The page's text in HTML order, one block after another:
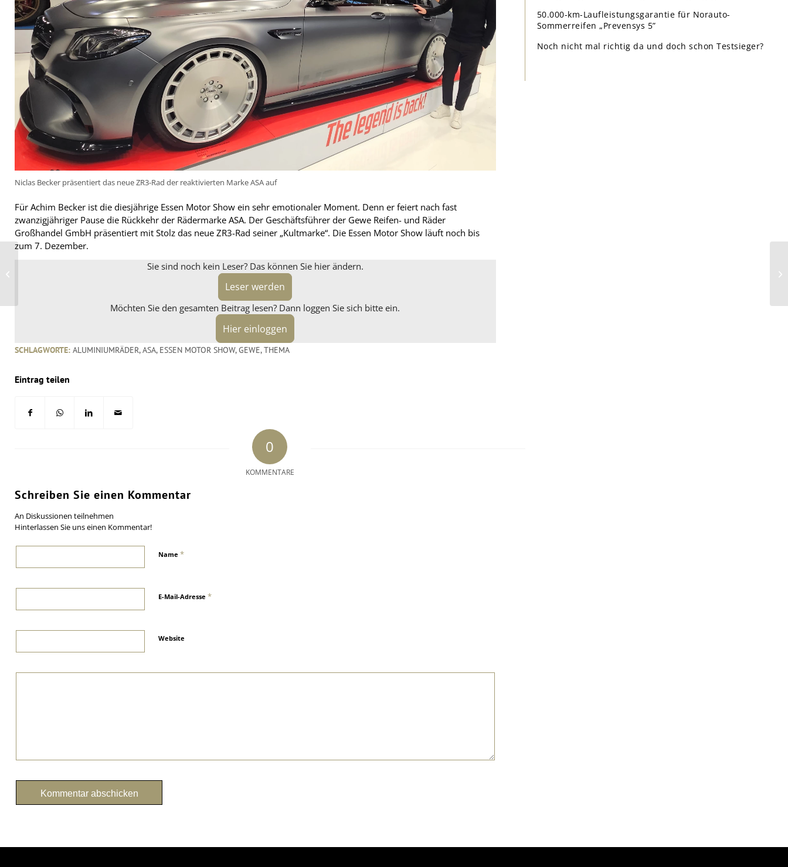
Niclas Becker präsentiert das neue ZR3-Rad der reaktivierten Marke ASA auf
Für Achim Becker ist die diesjährige Essen Motor Show ein sehr emotionaler Moment. Denn er feiert nach fast
zwanzigjähriger Pause die Rückkehr der Rädermarke ASA. Der Geschäftsführer der Gewe Reifen- und Räder
Großhandel GmbH präsentiert mit Stolz das neue ZR3-Rad seiner „Kultmarke“. Die Essen Motor Show läuft noch bis
zum 7. Dezember.
Sie sind noch kein Leser? Das können Sie hier ändern.
Leser werden
Möchten Sie den gesamten Beitrag lesen? Dann loggen Sie sich bitte ein.
Hier einloggen
SCHLAGWORTE: ALUMINIUMRÄDER,ASA, ESSEN MOTOR SHOW,GEWE,THEMA
Eintrag teilen
0
KOMMENTARE
Schreiben Sie einen Kommentar
An Diskussionen teilnehmen
Hinterlassen Sie uns einen Kommentar!
Name *
E-Mail-Adresse *
Website
50.000-km-Laufleistungsgarantie für Norauto-
Sommerreifen „Prevensys 5”
Noch nicht mal richtig da und doch schon Testsieger?